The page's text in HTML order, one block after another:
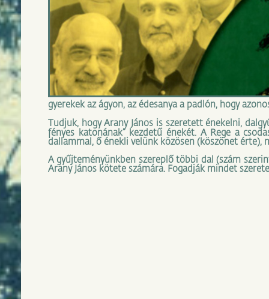
gyerekek az ágyon, az édesanya a padlón, hogy
Tudjuk, hogy Arany János is szeretett énekelni,
fényes katonának” kezdetű énekét. A Rege a
dallammal, ő énekli velünk közösen (köszönet érte),
A gyűjteményünkben szereplő többi dal (szám
Arany János kötete számára. Fogadják mindet